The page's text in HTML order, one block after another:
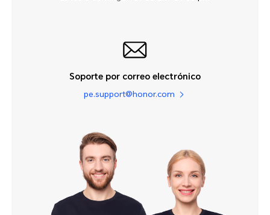
Soporte por correo electrónico
pe.support@honor.com